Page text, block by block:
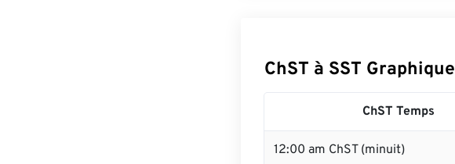
ChST à SST Graphique
ChST Temps
12:00 am ChST (minuit)